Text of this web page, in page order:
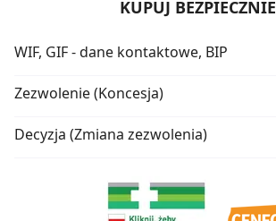
KUPUJ BEZPIECZNIE
WIF, GIF - dane kontaktowe, BIP
Zezwolenie (Koncesja)
Decyzja (Zmiana zezwolenia)